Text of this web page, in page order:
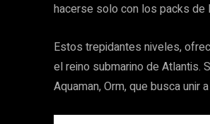
hacerse solo con los packs de
Estos trepidantes niveles,
el reino submarino de Atlantis.
Aquaman, Orm, que busca